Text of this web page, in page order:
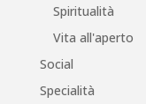
Spiritualità
Vita all'aperto
Social
Specialità